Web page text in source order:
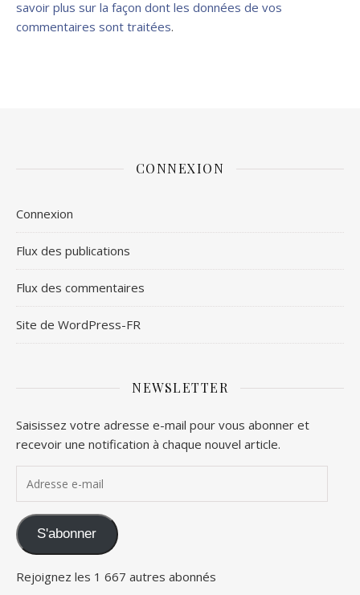
savoir plus sur la façon dont les données de vos
commentaires sont traitées.
CONNEXION
Connexion
Flux des publications
Flux des commentaires
Site de WordPress-FR
NEWSLETTER
Saisissez votre adresse e-mail pour vous abonner et
recevoir une notification à chaque nouvel article.
S'abonner
Rejoignez les 1 667 autres abonnés